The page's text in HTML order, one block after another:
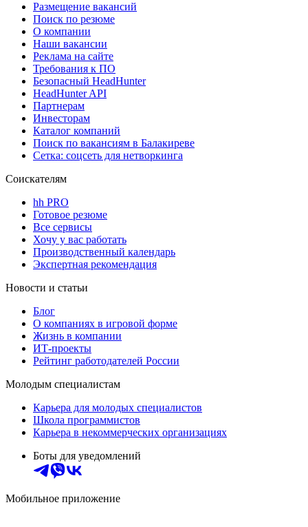
Размещение вакансий
Поиск по резюме
О компании
Наши вакансии
Реклама на сайте
Требования к ПО
Безопасный HeadHunter
HeadHunter API
Партнерам
Инвесторам
Каталог компаний
Поиск по вакансиям в Балакиреве
Сетка: соцсеть для нетворкинга
Соискателям
hh PRO
Готовое резюме
Все сервисы
Хочу у вас работать
Производственный календарь
Экспертная рекомендация
Новости и статьи
Блог
О компаниях в игровой форме
Жизнь в компании
ИТ-проекты
Рейтинг работодателей России
Молодым специалистам
Карьера для молодых специалистов
Школа программистов
Карьера в некоммерческих организациях
Боты для уведомлений
Мобильное приложение